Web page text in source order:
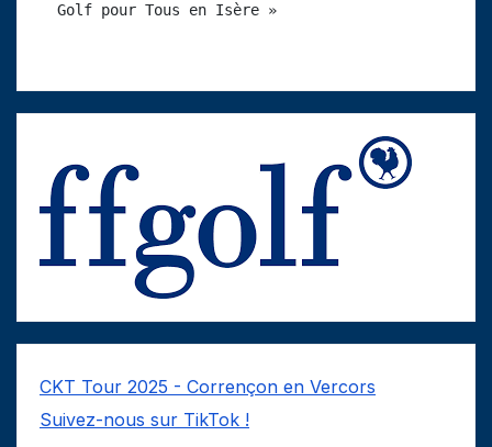
Golf pour Tous en Isère »
CKT Tour 2025 - Corrençon en Vercors
Suivez-nous sur TikTok !